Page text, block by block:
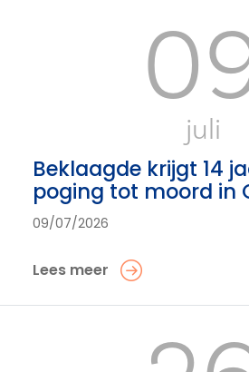
juli
Beklaagde krijgt 14
poging tot moord in
09/07/2026
Lees meer